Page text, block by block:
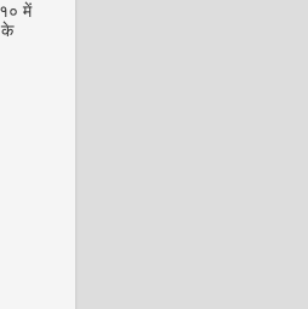
में
के